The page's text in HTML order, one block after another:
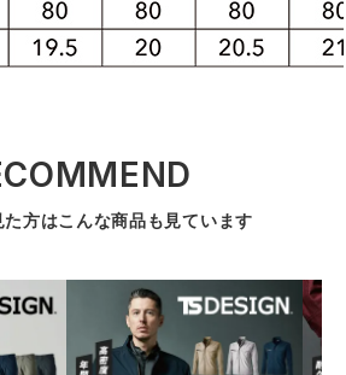
た方はこんな商品も見ています